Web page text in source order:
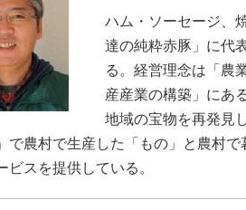
ハム・ソーセージ、
達の純粋赤豚」に代
る。経営理念は「農
産産業の構築」にあ
地域の宝物を再発見
で農村で生産した「もの」と農村
ビスを提供している。